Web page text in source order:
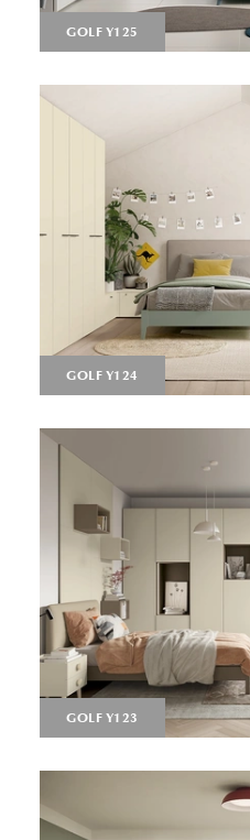
GOLF Y125
GOLF Y124
GOLF Y123